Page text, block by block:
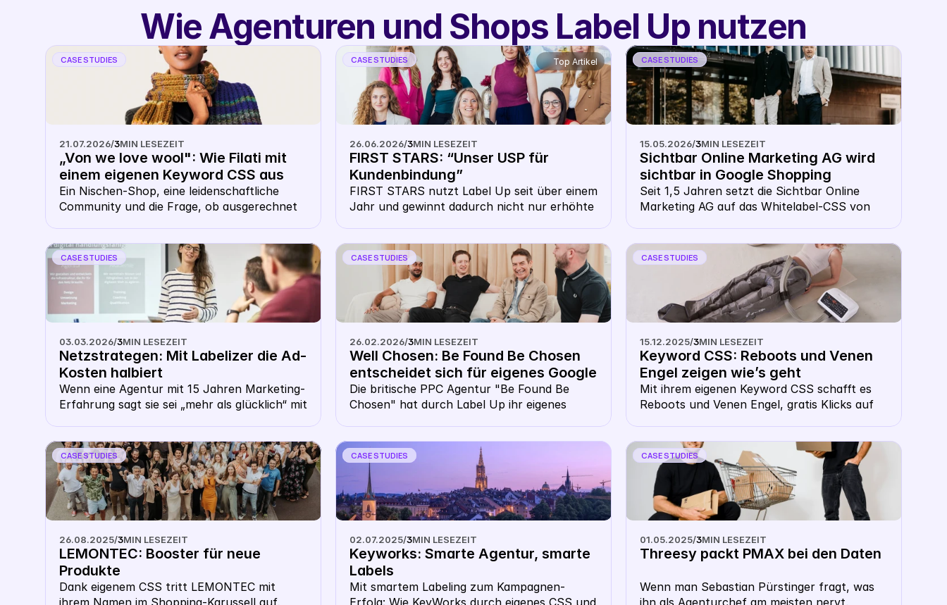
Wie Agenturen und Shops Label Up nutzen
CASE STUDIES
21.07.2026/3MIN LESEZEIT
„Von we love wool": Wie Filati mit
einem eigenen Keyword CSS aus
dem Shopping- Karussell
heraussticht
Ein Nischen-Shop, eine leidenschaftliche
Community und die Frage, ob ausgerechnet
CASE STUDIES Top Artikel
26.06.2026/3MIN LESEZEIT
FIRST STARS: “Unser USP für
Kundenbindung”
FIRST STARS nutzt Label Up seit über einem
Jahr und gewinnt dadurch nicht nur erhöhte
CASE STUDIES
15.05.2026/3MIN LESEZEIT
Sichtbar Online Marketing AG wird
sichtbar in Google Shopping
Seit 1,5 Jahren setzt die Sichtbar Online
Marketing AG auf das Whitelabel-CSS von
Performance-Schub brachte. Während das
Potenzial von Google Shopping zuvor oft
ungenutzt blieb, bietet die Agentur ihren
Kunden mit der eigenen Whitelabel CSS-
Lösung nun maximale Effizienz und ein
echter No-Brainer für Google Ads
Agenturen.
CASE STUDIES
03.03.2026/3MIN LESEZEIT
Netzstrategen: Mit Labelizer die Ad-
Kosten halbiert
Wenn eine Agentur mit 15 Jahren Marketing-
Erfahrung sagt sie sei „mehr als glücklich“ mit
CASE STUDIES
26.02.2026/3MIN LESEZEIT
Well Chosen: Be Found Be Chosen
entscheidet sich für eigenes Google
CSS
Die britische PPC Agentur "Be Found Be
Chosen" hat durch Label Up ihr eigenes
in folgendem Artikel.
CASE STUDIES
15.12.2025/3MIN LESEZEIT
Keyword CSS: Reboots und Venen
Engel zeigen wie’s geht
Mit ihrem eigenen Keyword CSS schafft es
Reboots und Venen Engel, gratis Klicks auf
weiterzuleiten.
CASE STUDIES
26.08.2025/3MIN LESEZEIT
LEMONTEC: Booster für neue
Produkte
Dank eigenem CSS tritt LEMONTEC mit
ihrem Namen im Shopping-Karussell auf,
CASE STUDIES
02.07.2025/3MIN LESEZEIT
Keyworks: Smarte Agentur, smarte
Labels
Mit smartem Labeling zum Kampagnen-
Erfolg: Wie KeyWorks durch eigenes CSS und
CASE STUDIES
01.05.2025/3MIN LESEZEIT
Threesy packt PMAX bei den Daten
Wenn man Sebastian Pürstinger fragt, was
ihn als Agenturchef am meisten nervt,